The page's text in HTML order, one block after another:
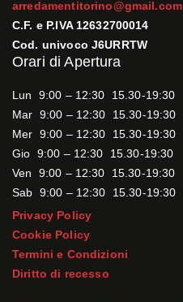
arredamentitorino@gmail.com
C.F. e P.IVA 12632700014
Cod. univoco J6URRTW
Orari di Apertura
Lun 9:00 – 12:30 15.30-19:30
Mar 9:00 – 12:30 15.30-19:30
Mer 9:00 – 12:30 15.30-19:30
Gio 9:00 – 12:30 15.30-19:30
Ven 9:00 – 12:30 15.30-19:30
Sab 9:00 – 12:30 15.30-19:30
Privacy Policy
Cookie Policy
Termini e Condizioni
Diritto di recesso